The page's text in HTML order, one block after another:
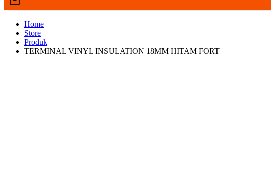
Home
Store
Produk
TERMINAL VINYL INSULATION 18MM HITAM FORT